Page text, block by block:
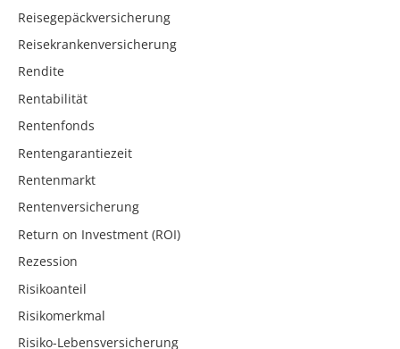
Reisegepäckversicherung
Reisekrankenversicherung
Rendite
Rentabilität
Rentenfonds
Rentengarantiezeit
Rentenmarkt
Rentenversicherung
Return on Investment (ROI)
Rezession
Risikoanteil
Risikomerkmal
Risiko-Lebensversicherung